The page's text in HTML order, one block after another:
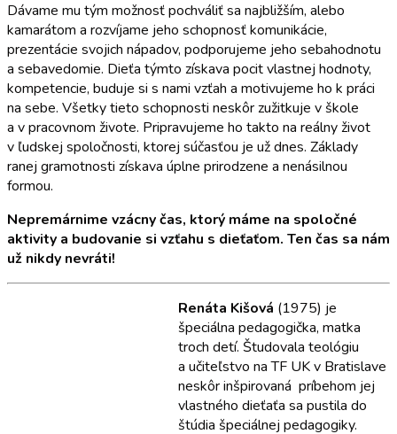
Dávame mu tým možnosť pochváliť sa najbližším, alebo
kamarátom a rozvíjame jeho schopnosť komunikácie,
prezentácie svojich nápadov, podporujeme jeho sebahodnotu
a sebavedomie. Dieťa týmto získava pocit vlastnej hodnoty,
kompetencie, buduje si s nami vzťah a motivujeme ho k práci
na sebe. Všetky tieto schopnosti neskôr zužitkuje v škole
a v pracovnom živote. Pripravujeme ho takto na reálny život
v ľudskej spoločnosti, ktorej súčasťou je už dnes. Základy
ranej gramotnosti získava úplne prirodzene a nenásilnou
formou.
Nepremárnime vzácny čas, ktorý máme na spoločné
aktivity a budovanie si vzťahu s dieťaťom. Ten čas sa nám
už nikdy nevráti!
Renáta Kišová (1975) je
špeciálna pedagogička, matka
troch detí. Študovala teológiu
a učiteľstvo na TF UK v Bratislave
neskôr inšpirovaná príbehom jej
vlastného dieťaťa sa pustila do
štúdia špeciálnej pedagogiky.